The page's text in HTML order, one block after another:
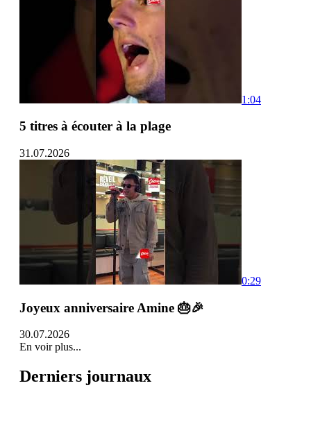
1:04
5 titres à écouter à la plage
31.07.2026
0:29
Joyeux anniversaire Amine 🎂🎉
30.07.2026
En voir plus...
Derniers journaux